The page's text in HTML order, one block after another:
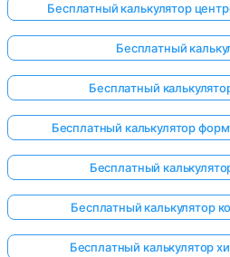
Бесплатный калькулятор
Бесплатный
Бесплатный
Бесплатный калькулятор
Бесплатный
Бесплатный калькулятор
Бесплатный калькулятор